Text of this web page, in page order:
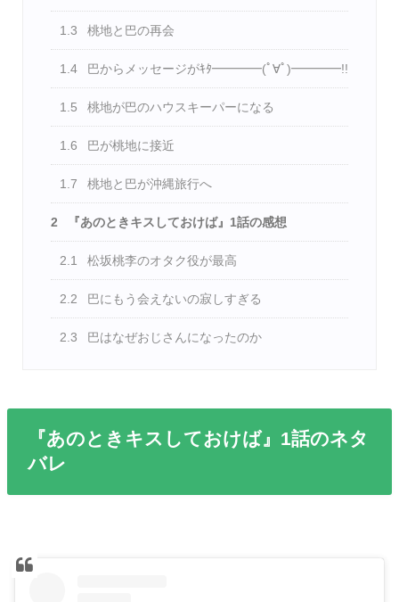
1.3 桃地と巴の再会
1.4 巴からメッセージがｷﾀ━━━━(ﾟ∀ﾟ)━━━━!!
1.5 桃地が巴のハウスキーパーになる
1.6 巴が桃地に接近
1.7 桃地と巴が沖縄旅行へ
2 『あのときキスしておけば』1話の感想
2.1 松坂桃李のオタク役が最高
2.2 巴にもう会えないの寂しすぎる
2.3 巴はなぜおじさんになったのか
『あのときキスしておけば』1話のネタ
バレ